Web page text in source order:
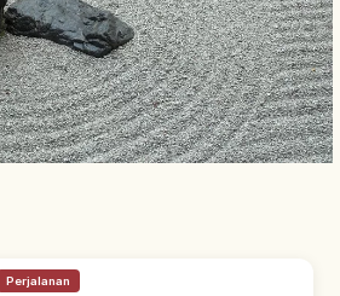
Perjalanan